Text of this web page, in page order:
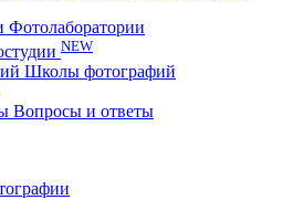
Фотолаборатории
NEW
Школы фотографий
Вопросы и ответы